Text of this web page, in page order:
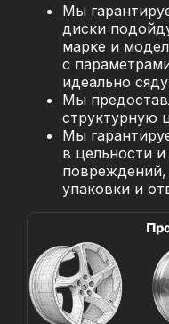
Мы
диски
марке и
с
идеально
Мы
структурную
Мы
в цельности
повреждений,
упаковки и